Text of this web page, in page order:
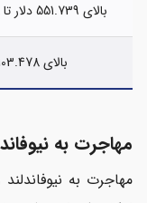
بالای 551.739 دلار تا 1.103.478 دلار
بالای 1.103.478 دلار
مهاجرت به